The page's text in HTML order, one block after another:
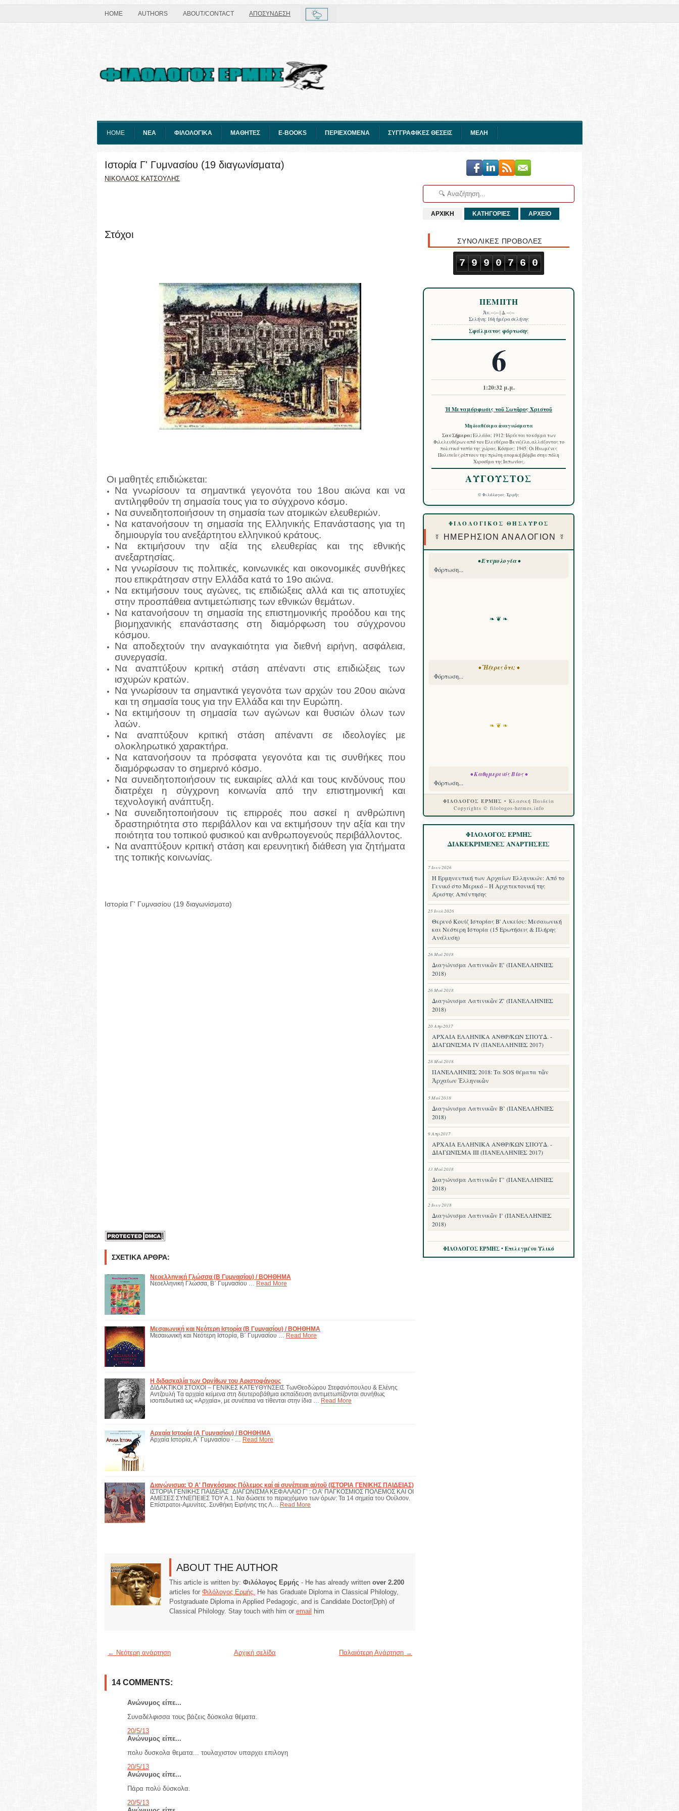
HOME AUTHORS ABOUT/CONTACT ΑΠΟΣΥΝΔΕΣΗ
HOME ΝΕΑ ΦΙΛΟΛΟΓΙΚΑ ΜΑΘΗΤΕΣ E-BOOKS ΠΕΡΙΕΧΟΜΕΝΑ ΣΥΓΓΡΑΦΙΚΕΣ ΘΕΣΕΙΣ ΜΕΛΗ
Ιστορία Γ' Γυμνασίου (19 διαγωνίσματα)
ΝΙΚΟΛΑΟΣ ΚΑΤΣΟΥΛΗΣ
Στόχοι
Οι μαθητές επιδιώκεται:
Να γνωρίσουν τα σημαντικά γεγονότα του 18ου αιών­α και να
αντιληφθούν τη σημασία τους για το σύγχρονο κόσμο.
Να συνειδητοποιήσουν τη σημασία των ατομικών ελευθεριών.
Να κατανοήσουν τη σημασία της Ελληνικής Επανάστασης για τη
δημιουργία του ανεξάρτητου ελληνικού κράτους.
Να εκτιμήσουν την αξία της ελευθερίας και της εθνικής
ανεξαρτησίας.
Να γνωρίσουν τις πολιτικές, κοινωνικές και οικονομικές συνθήκες
που επικράτησαν στην Ελλάδα κατά το 19ο αιώνα.
Να εκτιμήσουν τους αγώνες, τις επιδιώξεις αλλά και τις αποτυχίες
στην προσπάθεια αντιμετώπισης των εθνικών θεμάτων.
Να κατανοήσουν τη σημασία της επιστημονικής προόδου και της
βιομηχανικής επανάστασης στη διαμόρφωση του σύγχρονου
κόσμου.
Να αποδεχτούν την αναγκαιότητα για διεθνή ειρήνη, ασφάλεια,
συνεργασία.
Να αναπτύξουν κριτική στάση απέναντι στις επιδιώξεις των
ισχυρών κρατών.
Να γνωρίσουν τα σημαντικά γεγονότα των αρχών του 20ου αιώνα
και τη σημασία τους για την Ελλάδα και την Ευρώπη.
Να εκτιμήσουν τη σημασία των αγώνων και θυσιών όλων των
λαών.
Να αναπτύξουν κριτική στάση απέναντι σε ιδεολογίες με
ολοκληρωτικό χαρακτήρα.
Να κατανοήσουν τα πρόσφατα γεγονότα και τις συνθήκες που
διαμόρφωσαν το σημερινό κόσμο.
Να συνειδητοποιήσουν τις ευκαιρίες αλλά και τους κινδύνους που
διατρέχει η σύγχρονη κοινωνία από την επιστημονική και
τεχνολογική ανάπτυξη.
Να συνειδητοποιήσουν τις επιρροές που ασκεί η ανθρώπινη
δραστηριότητα στο περιβάλλον και να εκτιμήσουν την αξία και την
ποιότητα του τοπικού φυσικού και ανθρωπογενούς περιβάλλοντος.
Να αναπτύξουν κριτική στάση και ερευνητική διάθεση για ζητήματα
της τοπικής κοινωνίας.
Ιστορία Γ' Γυμνασίου (19 διαγωνίσματα)
ΣΧΕΤΙΚΆ ΆΡΘΡΑ:
Νεοελληνική Γλώσσα (Β Γυμνασίου) / ΒΟΗΘΗΜΑ
Νεοελληνική Γλώσσα, Β΄ Γυμνασίου …
Read More
Μεσαιωνική και Νεότερη Ιστορία (Β Γυμνασίου) / ΒΟΗΘΗΜΑ
Μεσαιωνική και Nεότερη Iστορία, Β΄ Γυμνασίου …
Read More
Η διδασκαλία των Ορνίθων του Αριστοφάνους
ΔΙΔΑΚΤΙΚΟΙ ΣΤΟΧΟΙ – ΓENIKEΣ KATEYΘYNΣEIΣ ΤωνΘεοδώρου Στεφανόπουλου & Ελένης
Αντζουλή Tα αρχαία κείμενα στη δευτεροβάθμια εκπαίδευση αντιμετωπίζονται συνήθως
ισοπεδωτικά ως «Aρχαία», με συνέπεια να τίθενται στην ίδια …
Read More
Αρχαία Ιστορία (Α Γυμνασίου) / ΒΟΗΘΗΜΑ
Αρχαία Ιστορία, Α΄ Γυμνασίου - …
Read More
Διαγώνισμα: Ὁ Α' Παγκόσμιος Πόλεμος καί αἱ συνέπειαι αὐτοῦ (ΙΣΤΟΡΙΑ ΓΕΝΙΚΗΣ ΠΑΙΔΕΙΑΣ)
ΙΣΤΟΡΙΑ ΓΕΝΙΚΗΣ ΠΑΙΔΕΙΑΣ ΔΙΑΓΩΝΙΣΜΑ ΚΕΦΑΛΑΙΟ Γ’ : Ο Α’ ΠΑΓΚΟΣΜΙΟΣ ΠΟΛΕΜΟΣ ΚΑΙ ΟΙ
ΑΜΕΣΕΣ ΣΥΝΕΠΕΙΕΣ ΤΟΥ Α.1. Να δώσετε το περιεχόμενο των όρων: Τα 14 σημεία του Ουίλσον.
Επίστρατοι-Αμυνίτες. Συνθήκη Ειρήνης της Λ…
Read More
ABOUT THE AUTHOR
This article is written by: Φιλόλογος Ερμής - He has already written over 2.200
articles for Φιλόλογος Ερμής. He has Graduate Diploma in Classical Philology,
Postgraduate Diploma in Applied Pedagogic, and is Candidate Doctor(Dph) of
Classical Philology. Stay touch with him or email him
← Νεότερη ανάρτηση Παλαιότερη Ανάρτηση →
Αρχική σελίδα
14 COMMENTS:
Ανώνυμος είπε...
Συναδέλφισσα τους βάζεις δύσκολα θέματα.
20/5/13
Ανώνυμος είπε...
πολυ δυσκολα θεματα... τουλαχιστον υπαρχει επιλογη
20/5/13
Ανώνυμος είπε...
Πάρα πολύ δύσκολα.
20/5/13
ΑΡΧΙΚΗ ΚΑΤΗΓΟΡΙΕΣ ΑΡΧΕΙΟ
ΣΥΝΟΛΙΚΕΣ ΠΡΟΒΟΛΕΣ
7 9 9 0 7 6 0
ΠΕΜΠΤΗ
Ἀν.--:--| Δ.--:--
Σελήνη: 16ὴ ἡμέρα σελήνης
Σφάλματος φόρτωσης
6
1:20:33 μ.μ.
Ἡ Μεταμόρφωσις τοῦ Σωτῆρος Χριστοῦ
Μη διαθέσιμα ἀναγνώσματα
Σαν Σήμερα:Ελλάδα: 1912: Ιδρύεται το κόμμα των
Φιλελευθέρων από τον Ελευθέριο Βενιζέλο, αλλάζοντας το
πολιτικό τοπίο της χώρας. Κόσμος: 1945: Οι Ηνωμένες
Πολιτείες ρίπτουν την πρώτη ατομική βόμβα στην πόλη
Χιροσίμα της Ιαπωνίας.
ΑΥΓΟΥΣΤΟΣ
© Φιλόλογος Ἑρμῆς
ΦΙΛΟΛΟΓΙΚΟΣ ΘΗΣΑΥΡΟΣ
☿ ΗΜΕΡΗΣΙΟΝ ΑΝΑΛΟΓΙΟΝ ☿
• Ετυμολογία •
Φόρτωση...
❧ ❦ ❧
• Ἤξερες ὅτι; •
Φόρτωση...
❧ ❦ ❧
• Καθημερινός Βίος •
Φόρτωση...
ΦΙΛΟΛΟΓΟΣ ΕΡΜΗΣ • Κλασική Παιδεία
Copyrights © filologos-hermes.info
ΦΙΛΟΛΟΓΟΣ ΕΡΜΗΣ
ΔΙΑΚΕΚΡΙΜΕΝΕΣ ΑΝΑΡΤΗΣΕΙΣ
7 Ιουν 2026
Η Ερμηνευτική των Αρχαίων Ελληνικών: Από το
Γενικό στο Μερικό – Η Αρχιτεκτονική της
Άριστης Απάντησης
25 Ιουλ 2026
Θερινό Κουίζ Ιστορίας Β' Λυκείου: Μεσαιωνική
και Νεότερη Ιστορία (15 Ερωτήσεις & Πλήρης
Ανάλυση)
26 Μαΐ 2018
Διαγώνισμα Λατινικῶν Ε’ (ΠΑΝΕΛΛΗΝΙΕΣ
2018)
26 Μαΐ 2018
Διαγώνισμα Λατινικῶν Ζ’ (ΠΑΝΕΛΛΗΝΙΕΣ
2018)
20 Απρ 2017
ΑΡΧΑΙΑ ΕΛΛΗΝΙΚΑ ΑΝΘΡ/ΚΩΝ ΣΠΟΥΔ. -
ΔΙΑΓΩΝΙΣΜΑ IV (ΠΑΝΕΛΛΗΝΙΕΣ 2017)
28 Μαΐ 2018
ΠΑΝΕΛΛΗΝΙΕΣ 2018: Τα SOS θέματα τῶν
Ἀρχαίων Ἑλληνικῶν
5 Μαΐ 2018
Διαγώνισμα Λατινικῶν Β’ (ΠΑΝΕΛΛΗΝΙΕΣ
2018)
9 Απρ 2017
ΑΡΧΑΙΑ ΕΛΛΗΝΙΚΑ ΑΝΘΡ/ΚΩΝ ΣΠΟΥΔ. -
ΔΙΑΓΩΝΙΣΜΑ III (ΠΑΝΕΛΛΗΝΙΕΣ 2017)
13 Μαΐ 2018
Διαγώνισμα Λατινικῶν Γ’ (ΠΑΝΕΛΛΗΝΙΕΣ
2018)
2 Ιουν 2018
Διαγώνισμα Λατινικῶν Ι’ (ΠΑΝΕΛΛΗΝΙΕΣ
2018)
ΦΙΛΟΛΟΓΟΣ ΕΡΜΗΣ • Επιλεγμένο Υλικό